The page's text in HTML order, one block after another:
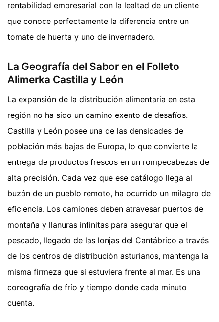
rentabilidad empresarial con la lealtad de un cliente
que conoce perfectamente la diferencia entre un
tomate de huerta y uno de invernadero.
La Geografía del Sabor en el Folleto
Alimerka Castilla y León
La expansión de la distribución alimentaria en esta
región no ha sido un camino exento de desafíos.
Castilla y León posee una de las densidades de
población más bajas de Europa, lo que convierte la
entrega de productos frescos en un rompecabezas de
alta precisión. Cada vez que ese catálogo llega al
buzón de un pueblo remoto, ha ocurrido un milagro de
eficiencia. Los camiones deben atravesar puertos de
montaña y llanuras infinitas para asegurar que el
pescado, llegado de las lonjas del Cantábrico a través
de los centros de distribución asturianos, mantenga la
misma firmeza que si estuviera frente al mar. Es una
coreografía de frío y tiempo donde cada minuto
cuenta.